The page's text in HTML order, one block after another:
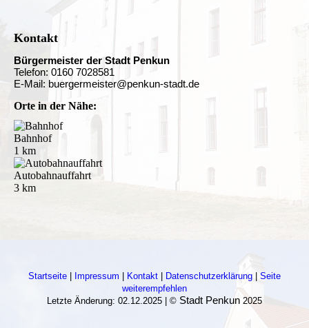
Kontakt
Bürgermeister der Stadt Penkun
Telefon: 0160 7028581
E-Mail: buergermeister@penkun-stadt.de
Orte in der Nähe:
Bahnhof
1 km
Autobahnauffahrt
3 km
Startseite Impressum Kontakt Datenschutzerklärung
Seite
weiterempfehlen
Letzte Änderung: 02.12.2025 | © Stadt Penkun 2025